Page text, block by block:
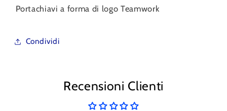
Portachiavi a forma di logo Teamwork
Condividi
Recensioni Clienti